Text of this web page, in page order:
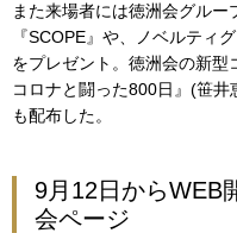
また来場者には徳洲会グル
『SCOPE』や、ノベルティ
をプレゼント。徳洲会の新
コロナと闘った800日』(笹
も配布した。
9月12日から
会ページ